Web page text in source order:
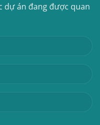
dự án đang được quan